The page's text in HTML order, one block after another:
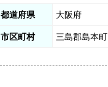
都道府県 大阪府
市区町村 三島郡島本町